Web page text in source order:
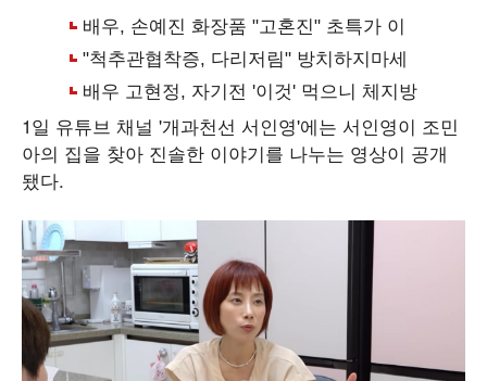
1일 유튜브 채널 '개과천선 서인영'에는 서인영이 조민
아의 집을 찾아 진솔한 이야기를 나누는 영상이 공개
됐다.